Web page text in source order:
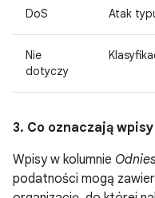
DoS Atak
Nie
dotyczy
3. Co oznaczają
Wpisy w kolumnie
podatności mogą